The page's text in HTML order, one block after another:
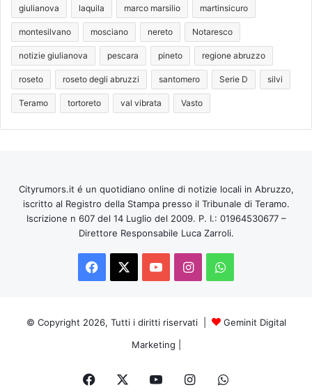
giulianova laquila marco marsilio martinsicuro
montesilvano mosciano nereto Notaresco
notizie giulianova pescara pineto regione abruzzo
roseto roseto degli abruzzi santomero Serie D silvi
Teramo tortoreto val vibrata Vasto
Cityrumors.it é un quotidiano online di notizie locali in Abruzzo,
iscritto al Registro della Stampa presso il Tribunale di Teramo.
Iscrizione n 607 del 14 Luglio del 2009. P. I.: 01964530677 –
Direttore Responsabile Luca Zarroli.
Facebook
You InstagramWhatsApp
© Copyright 2026, Tutti i diritti riservati |
Geminit Digital
Marketing
Facebook InstagramWhatsApp